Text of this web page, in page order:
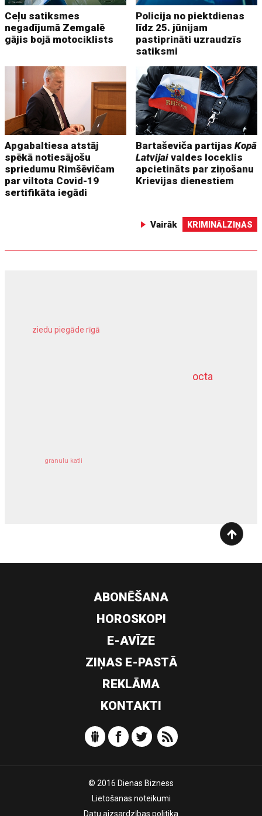
Ceļu satiksmes
negadījumā Zemgalē
gājis bojā motociklists
Policija no piektdienas
līdz 25. jūnijam
pastiprināti uzraudzīs
satiksmi
Apgabaltiesa atstāj
spēkā notiesājošu
spriedumu Rimšēvičam
par viltota Covid-19
sertifikāta iegādi
Bartaševiča partijasKopā
Latvijai valdes loceklis
apcietināts par ziņošanu
Krievijas dienestiem
Vairāk KRIMINĀLZIŅAS
octa
ziedu piegāde rīgā
granulu katli
dziļurbums
ABONĒŠANA
HOROSKOPI
E-AVĪZE
ZIŅAS E-PASTĀ
REKLĀMA
KONTAKTI
© 2016 Dienas Bizness
Lietošanas noteikumi
Datu aizsardzības politika